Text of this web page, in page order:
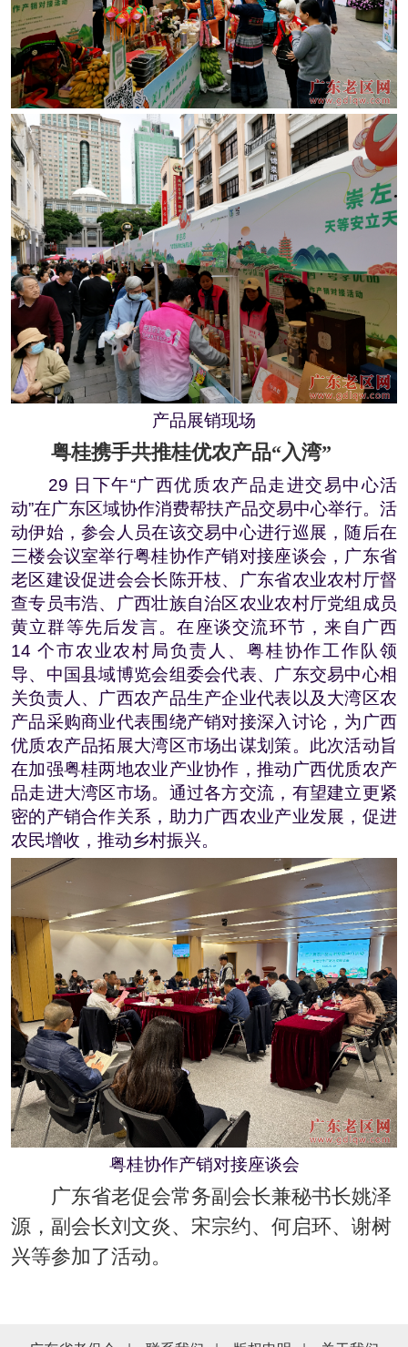
产品展销现场
粤桂携手共推桂优农产品“入湾”
29 日下午“广西优质农产品走进交易中心活
动”在广东区域协作消费帮扶产品交易中心举行。活
动伊始，参会人员在该交易中心进行巡展，随后在
三楼会议室举行粤桂协作产销对接座谈会，广东省
老区建设促进会会长陈开枝、广东省农业农村厅督
查专员韦浩、广西壮族自治区农业农村厅党组成员
黄立群等先后发言。在座谈交流环节，来自广西
14 个市农业农村局负责人、粤桂协作工作队领
导、中国县域博览会组委会代表、广东交易中心相
关负责人、广西农产品生产企业代表以及大湾区农
产品采购商业代表围绕产销对接深入讨论，为广西
优质农产品拓展大湾区市场出谋划策。此次活动旨
在加强粤桂两地农业产业协作，推动广西优质农产
品走进大湾区市场。通过各方交流，有望建立更紧
密的产销合作关系，助力广西农业产业发展，促进
农民增收，推动乡村振兴。
粤桂协作产销对接座谈会
广东省老促会常务副会长兼秘书长姚泽
源，副会长刘文炎、宋宗约、何启环、谢树
兴等参加了活动。